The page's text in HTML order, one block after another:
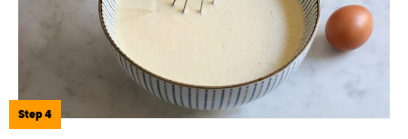
Step 4